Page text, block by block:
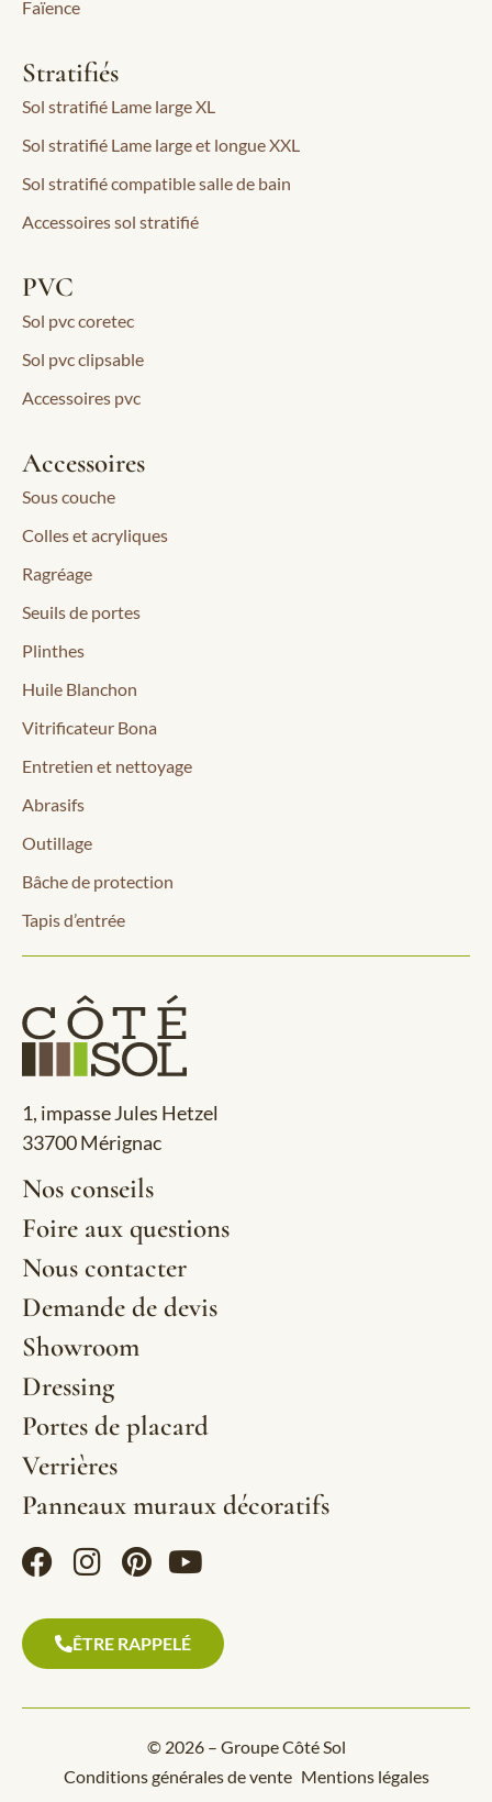
Faïence
Stratifiés
Sol stratifié Lame large XL
Sol stratifié Lame large et longue XXL
Sol stratifié compatible salle de bain
Accessoires sol stratifié
PVC
Sol pvc coretec
Sol pvc clipsable
Accessoires pvc
Accessoires
Sous couche
Colles et acryliques
Ragréage
Seuils de portes
Plinthes
Huile Blanchon
Vitrificateur Bona
Entretien et nettoyage
Abrasifs
Outillage
Bâche de protection
Tapis d’entrée
1, impasse Jules Hetzel
33700 Mérignac
Nos conseils
Foire aux questions
Nous contacter
Demande de devis
Showroom
Dressing
Portes de placard
Verrières
Panneaux muraux décoratifs
ÊTRE RAPPELÉ
© 2026 – Groupe Côté Sol
Conditions générales de vente Mentions légales